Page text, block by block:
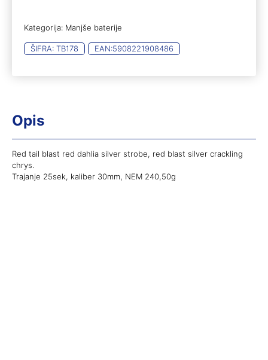
Kategorija: Manjše baterije
ŠIFRA: TB178 EAN:5908221908486
Opis
Red tail blast red dahlia silver strobe, red blast silver crackling
chrys.
Trajanje 25sek, kaliber 30mm, NEM 240,50g